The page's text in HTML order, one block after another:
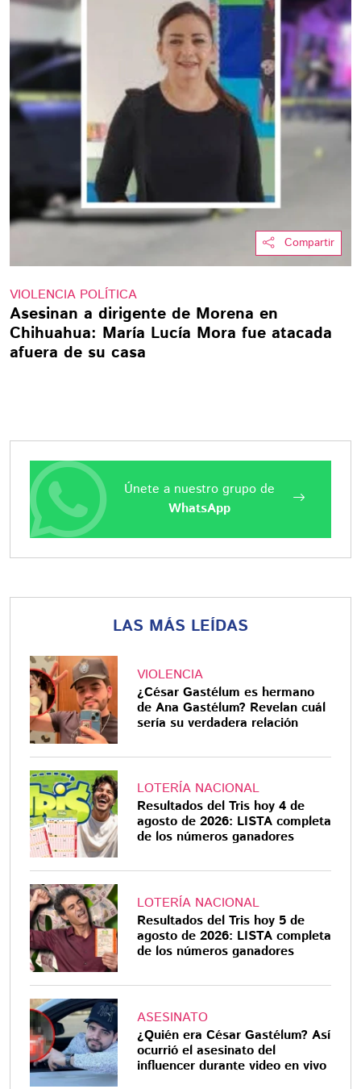
Compartir
VIOLENCIA POLÍTICA
Asesinan a dirigente de Morena en
Chihuahua: María Lucía Mora fue atacada
afuera de su casa
Únete a nuestro grupo de
WhatsApp
LAS MÁS LEÍDAS
VIOLENCIA
¿César Gastélum es hermano
de Ana Gastélum? Revelan cuál
sería su verdadera relación
LOTERÍA NACIONAL
Resultados del Tris hoy 4 de
agosto de 2026: LISTA completa
de los números ganadores
LOTERÍA NACIONAL
Resultados del Tris hoy 5 de
agosto de 2026: LISTA completa
de los números ganadores
ASESINATO
¿Quién era César Gastélum? Así
ocurrió el asesinato del
influencer durante video en vivo